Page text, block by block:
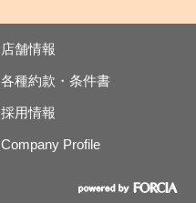
店舗情報
各種約款・条件書
採用情報
Company Profile